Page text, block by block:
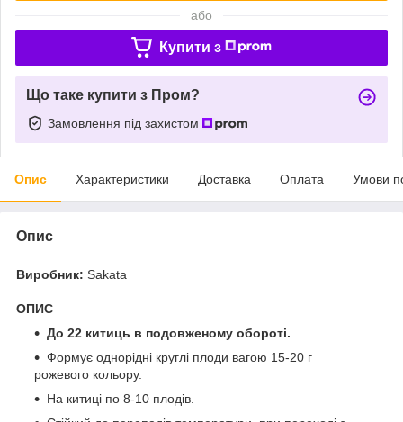
або
Купити з
Що таке купити з Пром?
Замовлення під захистом
Опис Характеристики Доставка Оплата Умови
Опис
Виробник: Sakata
ОПИС
До 22 китиць в подовженому обороті.
Формує однорідні круглі плоди вагою 15-20 г
рожевого кольору.
На китиці по 8-10 плодів.